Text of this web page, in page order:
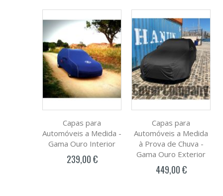
Capas para
Automóveis a Medida -
Gama Ouro Interior
239,00 €
Capas para
Automóveis a Medida
à Prova de Chuva -
Gama Ouro Exterior
449,00 €